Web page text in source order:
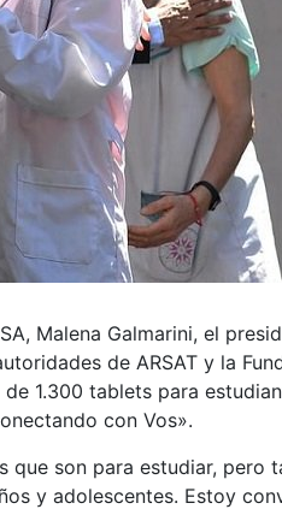
Malena Galmarini, el
de ARSAT y la
1.300 tablets para
con Vos».
que son para estudiar, pero
y adolescentes. Estoy